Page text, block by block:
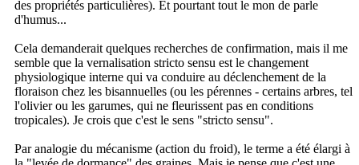
des propriétés particulières). Et pourtant tout le mon de parle
d'humus...
Cela demanderait quelques recherches de confirmation, mais il me
semble que la vernalisation stricto sensu est le changement
physiologique interne qui va conduire au déclenchement de la
floraison chez les bisannuelles (ou les pérennes - certains arbres, tel
l'olivier ou les garumes, qui ne fleurissent pas en conditions
tropicales). Je crois que c'est le sens "stricto sensu".
Par analogie du mécanisme (action du froid), le terme a été élargi à